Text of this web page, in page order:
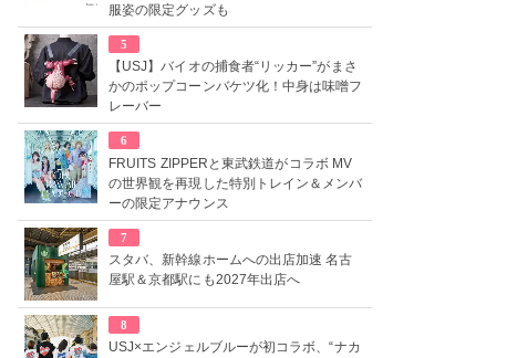
服姿の限定グッズも
5
【USJ】バイオの捕食者“リッカー”がまさ
かのポップコーンバケツ化！中身は味噌フ
レーバー
6
FRUITS ZIPPERと東武鉄道がコラボ MV
の世界観を再現した特別トレイン＆メンバ
ーの限定アナウンス
7
スタバ、新幹線ホームへの出店加速 名古
屋駅＆京都駅にも2027年出店へ
8
USJ×エンジェルブルーが初コラボ、“ナカ